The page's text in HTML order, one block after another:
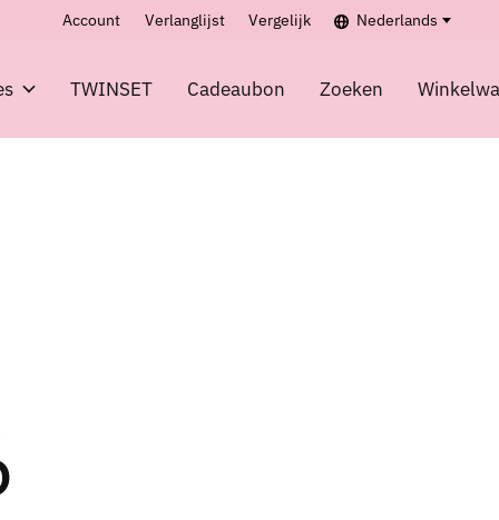
Account Verlanglijst Vergelijk Nederlands
TWINSET Cadeaubon Zoeken